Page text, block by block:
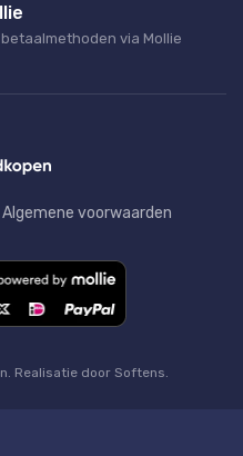
via Mollie
Algemene voorwaarden
Realisatie door Softens.